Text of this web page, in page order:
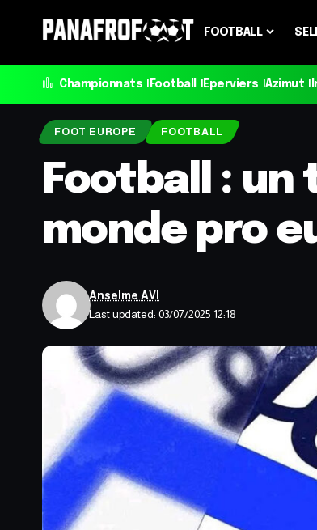
FOOTBALL
Championnats Football Eperviers Azimut
FOOT EUROPE FOOTBALL
Football : un
monde pro
Last updated: 03/07/2025 12:18
Anselme AVI